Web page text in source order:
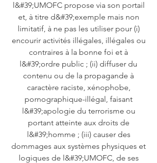
l&#39;UMOFC propose via son portail
et, à titre d&#39;exemple mais non
limitatif, à ne pas les utiliser pour (i)
encourir activités illégales, illégales ou
contraires à la bonne foi et à
l&#39;ordre public ; (ii) diffuser du
contenu ou de la propagande à
caractère raciste, xénophobe,
pornographique-illégal, faisant
l&#39;apologie du terrorisme ou
portant atteinte aux droits de
l&#39;homme ; (iii) causer des
dommages aux systèmes physiques et
logiques de l&#39;UMOFC, de ses